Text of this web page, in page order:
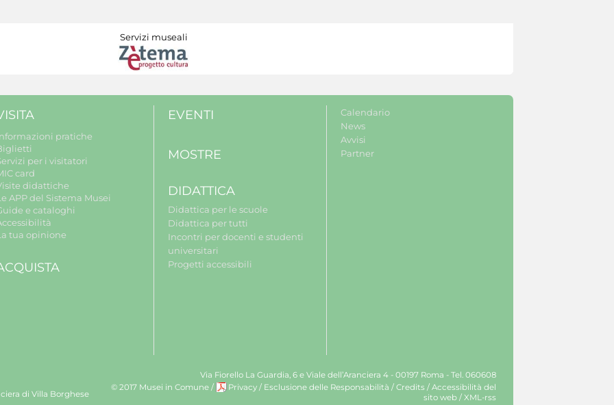
Servizi museali
pratiche
per i visitatori
card
didattiche
APP del Sistema Musei
e cataloghi
tua opinione
EVENTI
MOSTRE
DIDATTICA
Didattica per le scuole
Didattica per tutti
Incontri per docenti e studenti
universitari
Progetti accessibili
Calendario
News
Avvisi
Partner
di Villa Borghese
Via Fiorello La Guardia, 6 e Viale dell’Aranciera 4 - 00197 Roma - Tel. 060608
© 2017 Musei in Comune / Privacy / Esclusione delle Responsabilità / Credits / Accessibilità del
sito web / XML-rss